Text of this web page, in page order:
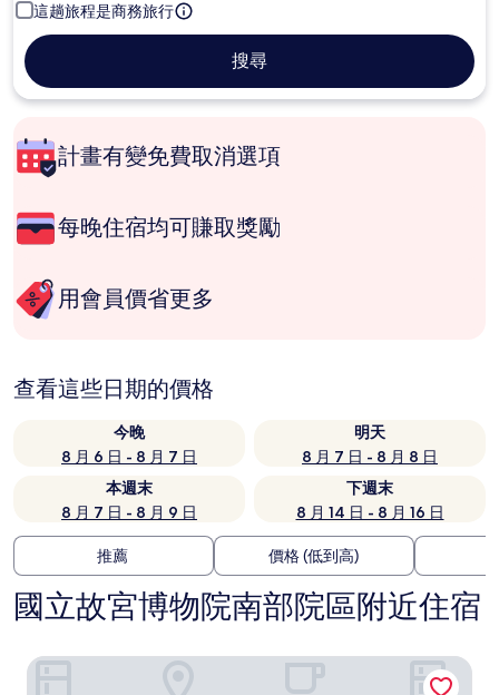
這趟旅程是商務旅行
搜尋
計畫有變免費取消選項
每晚住宿均可賺取獎勵
用會員價省更多
查看這些日期的價格
今晚
8 月 6 日 - 8 月 7 日
明天
8 月 7 日 - 8 月 8 日
本週末
8 月 7 日 - 8 月 9 日
下週末
8 月 14 日 - 8 月 16 日
推薦 價格 (低到高)
國立故宮博物院南部院區附近住宿
長榮文苑酒店-嘉義